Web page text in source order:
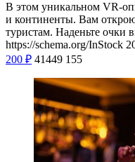
В этом уникальном VR-
и континенты. Вам
туристам. Наденьте очки
https://schema.org/InStock
200 ₽ 41449 155